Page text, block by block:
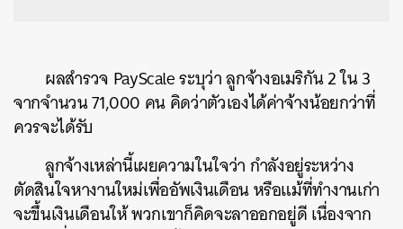
ผลสำรวจ PayScale ระบุว่า ลูกจ้างอเมริกัน 2 ใน 3
จากจำนวน 71,000 คน คิดว่าตัวเองได้ค่าจ้างน้อยกว่าที่
ควรจะได้รับ
ลูกจ้างเหล่านี้เผยความในใจว่า กำลังอยู่ระหว่าง
ตัดสินใจหางานใหม่เพื่ออัพเงินเดือน หรือแม้ที่ทำงานเก่า
จะขึ้นเงินเดือนให้ พวกเขาก็คิดจะลาออกอยู่ดี เนื่องจาก